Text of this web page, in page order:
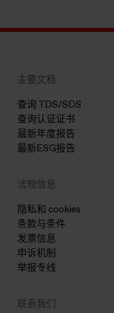
主要文档
查询 TDS/SDS
查询认证证书
最新年度报告
最新ESG报告
法规信息
隐私和 cookies
条款与条件
发票信息
申诉机制
举报专线
联系我们